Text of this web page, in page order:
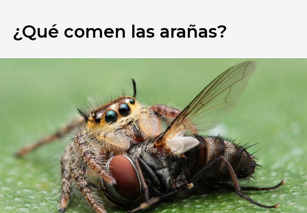
¿Qué comen las arañas?